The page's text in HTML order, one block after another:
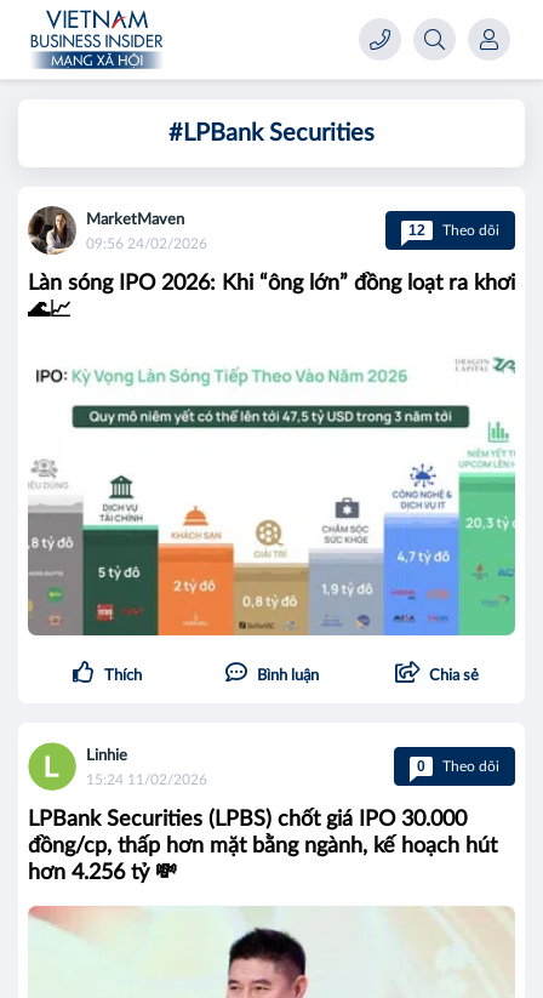
#LPBank Securities
MarketMaven
09:56 24/02/2026
12 Theo dõi
Làn sóng IPO 2026: Khi “ông lớn” đồng loạt ra khơi
🌊📈
Thích Bình luận Chia sẻ
Linhie
15:24 11/02/2026
0 Theo dõi
LPBank Securities (LPBS) chốt giá IPO 30.000
đồng/cp, thấp hơn mặt bằng ngành, kế hoạch hút
hơn 4.256 tỷ 💸